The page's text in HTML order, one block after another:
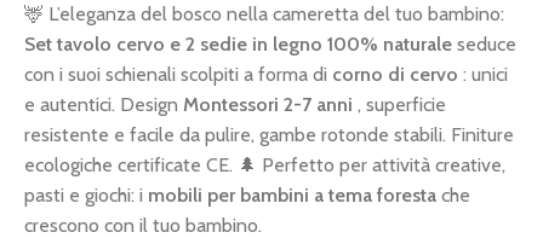
🦌 L’eleganza del bosco nella cameretta del tuo bambino:
Set tavolo cervo e 2 sedie in legno 100% naturale seduce
con i suoi schienali scolpiti a forma di corno di cervo : unici
e autentici. Design Montessori 2-7 anni , superficie
resistente e facile da pulire, gambe rotonde stabili. Finiture
ecologiche certificate CE. 🌲 Perfetto per attività creative,
pasti e giochi: i mobili per bambini a tema foresta che
crescono con il tuo bambino.